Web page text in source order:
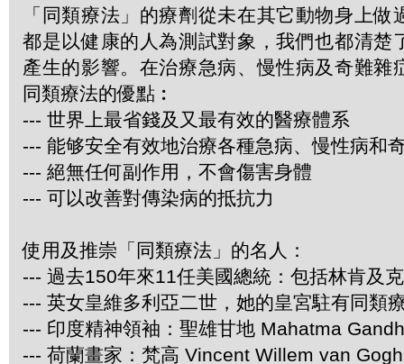
「同類療法」的療劑從未在其它動物身上做
都是以健康的人為測試對象，我們也都清楚
產生的影響。在治療急病、慢性病及奇難雜
同類療法的優點︰
--- 世界上最省錢及又最有效的醫療體系
--- 能够安全有效地治療各種急病、慢性病和
--- 絕無任何副作用，不會傷害身體
--- 可以改善對傳染病的抵抗力
使用及推崇「同類療法」的名人：
--- 過去150年來11任美國總統：包括林肯及
--- 英女皇維多利亞二世，她的皇宮駐有同類
--- 印度精神領袖：聖雄甘地 Mahatma
--- 荷蘭畫家：梵高 Vincent Willem van Gogh